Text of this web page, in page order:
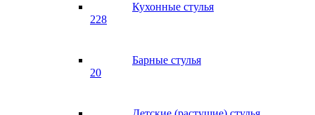
Кухонные стулья
228
Барные стулья
20